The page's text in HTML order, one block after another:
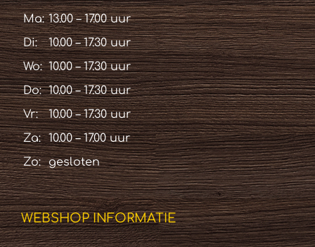
Ma: 13.00 – 17.00 uur
Di:
10.00 – 17.30 uur
Wo: 10.00 – 17.30 uur
Do: 10.00 – 17.30 uur
Vr:
10.00 – 17.30 uur
Za:
10.00 – 17.00 uur
Zo:
gesloten
WEBSHOP INFORMATIE